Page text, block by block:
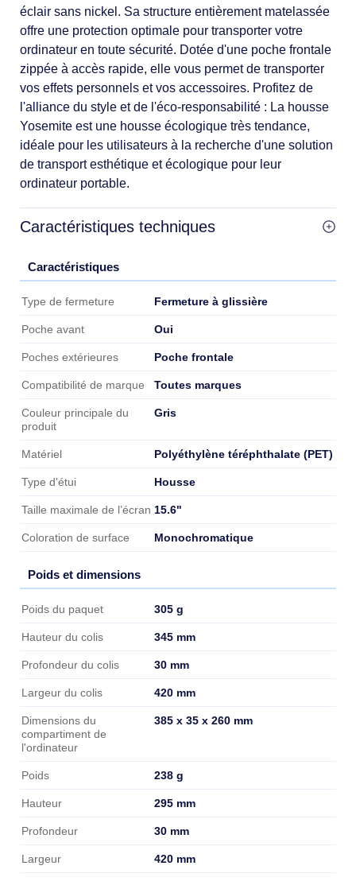
éclair sans nickel. Sa structure entièrement matelassée
offre une protection optimale pour transporter votre
ordinateur en toute sécurité. Dotée d'une poche frontale
zippée à accès rapide, elle vous permet de transporter
vos effets personnels et vos accessoires. Profitez de
l'alliance du style et de l'éco-responsabilité : La housse
Yosemite est une housse écologique très tendance,
idéale pour les utilisateurs à la recherche d'une solution
de transport esthétique et écologique pour leur
ordinateur portable.
Caractéristiques techniques
Caractéristiques
Caractéristiques
Type de fermeture Fermeture à glissière
Poche avant Oui
Poches extérieures Poche frontale
Compatibilité de marque Toutes marques
Couleur principale du
produit
Gris
Matériel Polyéthylène téréphthalate (PET)
Type d'étui Housse
Taille maximale de l’écran 15.6"
Coloration de surface Monochromatique
Poids et dimensions
Poids et dimensions
Poids du paquet 305 g
Hauteur du colis 345 mm
Profondeur du colis 30 mm
Largeur du colis 420 mm
Dimensions du
compartiment de
l'ordinateur
385 x 35 x 260 mm
Poids 238 g
Hauteur 295 mm
Profondeur 30 mm
Largeur 420 mm